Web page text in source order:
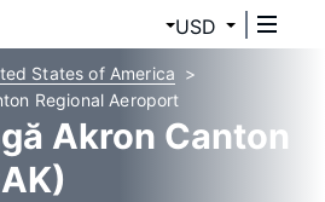
USD
States of America
Regional Aeroport
Akron Canton